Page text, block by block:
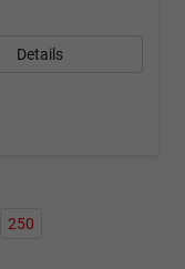
Details
250